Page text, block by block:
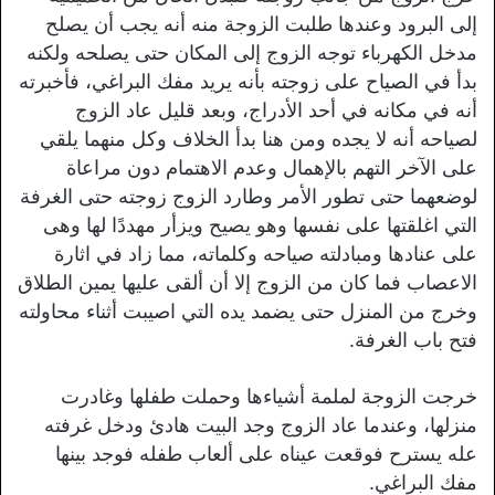
إلى البرود وعندها طلبت الزوجة منه أنه يجب أن يصلح
مدخل الكهرباء توجه الزوج إلى المكان حتى يصلحه ولكنه
بدأ في الصياح على زوجته بأنه يريد مفك البراغي، فأخبرته
أنه في مكانه في أحد الأدراج، وبعد قليل عاد الزوج
لصياحه أنه لا يجده ومن هنا بدأ الخلاف وكل منهما يلقي
على الآخر التهم بالإهمال وعدم الاهتمام دون مراعاة
لوضعهما حتى تطور الأمر وطارد الزوج زوجته حتى الغرفة
التي اغلقتها على نفسها وهو يصيح ويزأر مهددًا لها وهى
على عنادها ومبادلته صياحه وكلماته، مما زاد في اثارة
الاعصاب فما كان من الزوج إلا أن ألقى عليها يمين الطلاق
وخرج من المنزل حتى يضمد يده التي اصيبت أثناء محاولته
فتح باب الغرفة.
خرجت الزوجة لملمة أشياءها وحملت طفلها وغادرت
منزلها، وعندما عاد الزوج وجد البيت هادئ ودخل غرفته
عله يسترح فوقعت عيناه على ألعاب طفله فوجد بينها
مفك البراغي.